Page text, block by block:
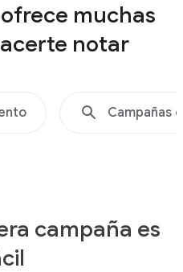
muchas
notar
Campañas
campaña es